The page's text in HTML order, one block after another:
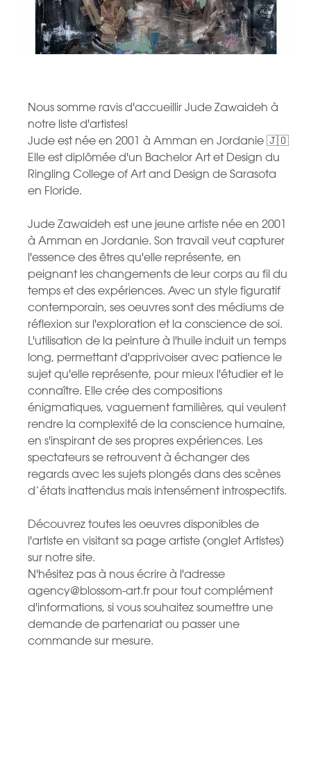
Nous somme ravis d'accueillir Jude Zawaideh à
notre liste d'artistes!
Jude est née en 2001 à Amman en Jordanie 🇯🇴
Elle est diplômée d'un Bachelor Art et Design du
Ringling College of Art and Design de Sarasota
en Floride.
Jude Zawaideh est une jeune artiste née en 2001
à Amman en Jordanie. Son travail veut capturer
l'essence des êtres qu'elle représente, en
peignant les changements de leur corps au fil du
temps et des expériences. Avec un style figuratif
contemporain, ses oeuvres sont des médiums de
réflexion sur l'exploration et la conscience de soi.
L'utilisation de la peinture à l'huile induit un temps
long, permettant d'apprivoiser avec patience le
sujet qu'elle représente, pour mieux l'étudier et le
connaître. Elle crée des compositions
énigmatiques, vaguement familières, qui veulent
rendre la complexité de la conscience humaine,
en s'inspirant de ses propres expériences. Les
spectateurs se retrouvent à échanger des
regards avec les sujets plongés dans des scènes
d’états inattendus mais intensément introspectifs.
Découvrez toutes les oeuvres disponibles de
l'artiste en visitant sa page artiste (onglet Artistes)
sur notre site.
N'hésitez pas à nous écrire à l'adresse
agency@blossom-art.fr pour tout complément
d'informations, si vous souhaitez soumettre une
demande de partenariat ou passer une
commande sur mesure.